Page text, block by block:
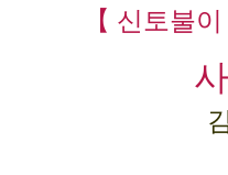
【 신토불